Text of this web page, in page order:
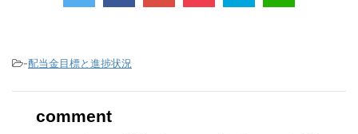
-配当金目標と進捗状況
comment